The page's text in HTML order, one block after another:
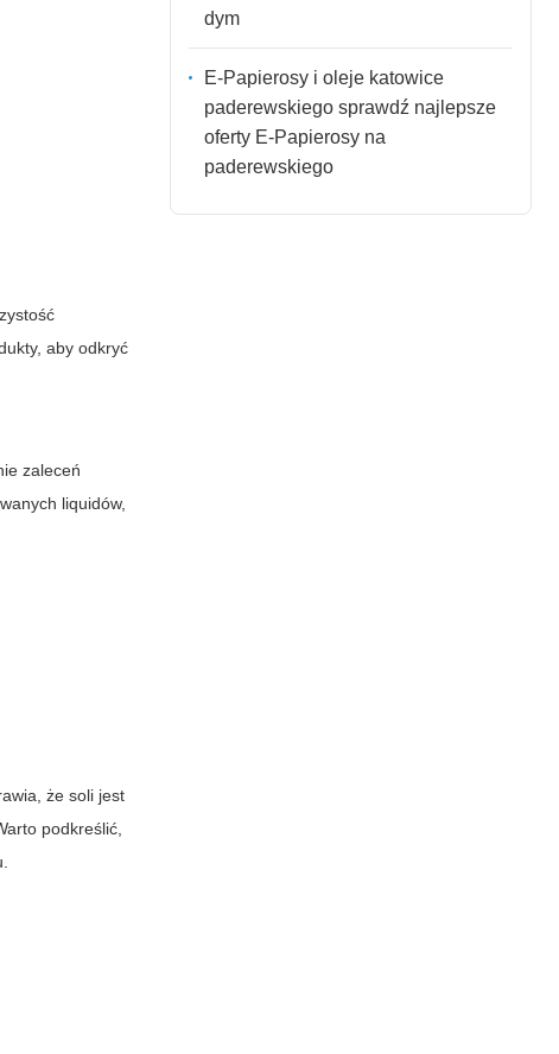
aby odkryć
zaleceń
liquidów,
żesoli jest
podkreślić,
dym
E-Papierosy i oleje katowice
paderewskiego sprawdź najlepsze
oferty E-Papierosy na
paderewskiego